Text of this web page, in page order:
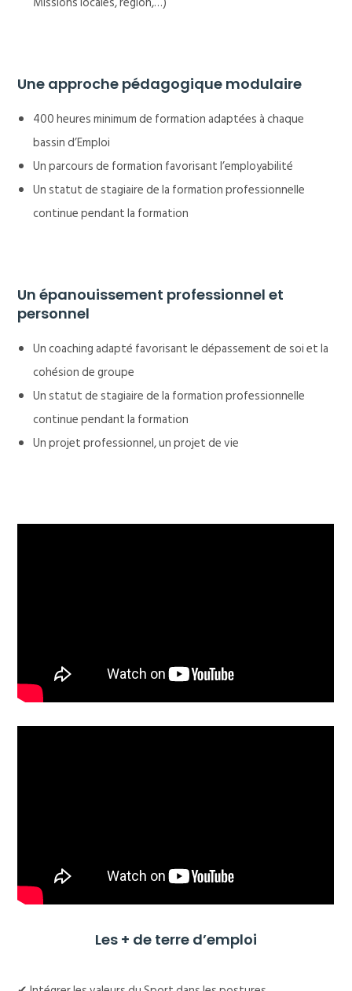
Une approche pédagogique modulaire
400 heures minimum de formation adaptées à chaque
bassin d’Emploi
Un parcours de formation favorisant l’employabilité
Un statut de stagiaire de la formation professionnelle
continue pendant la formation
Un épanouissement professionnel et
personnel
Un coaching adapté favorisant le dépassement de soi et la
cohésion de groupe
Un statut de stagiaire de la formation professionnelle
continue pendant la formation
Un projet professionnel, un projet de vie
Les + de terre d’emploi